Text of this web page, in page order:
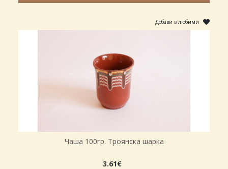
Добави в любими
Чаша 100гр. Троянска шарка
3.61€